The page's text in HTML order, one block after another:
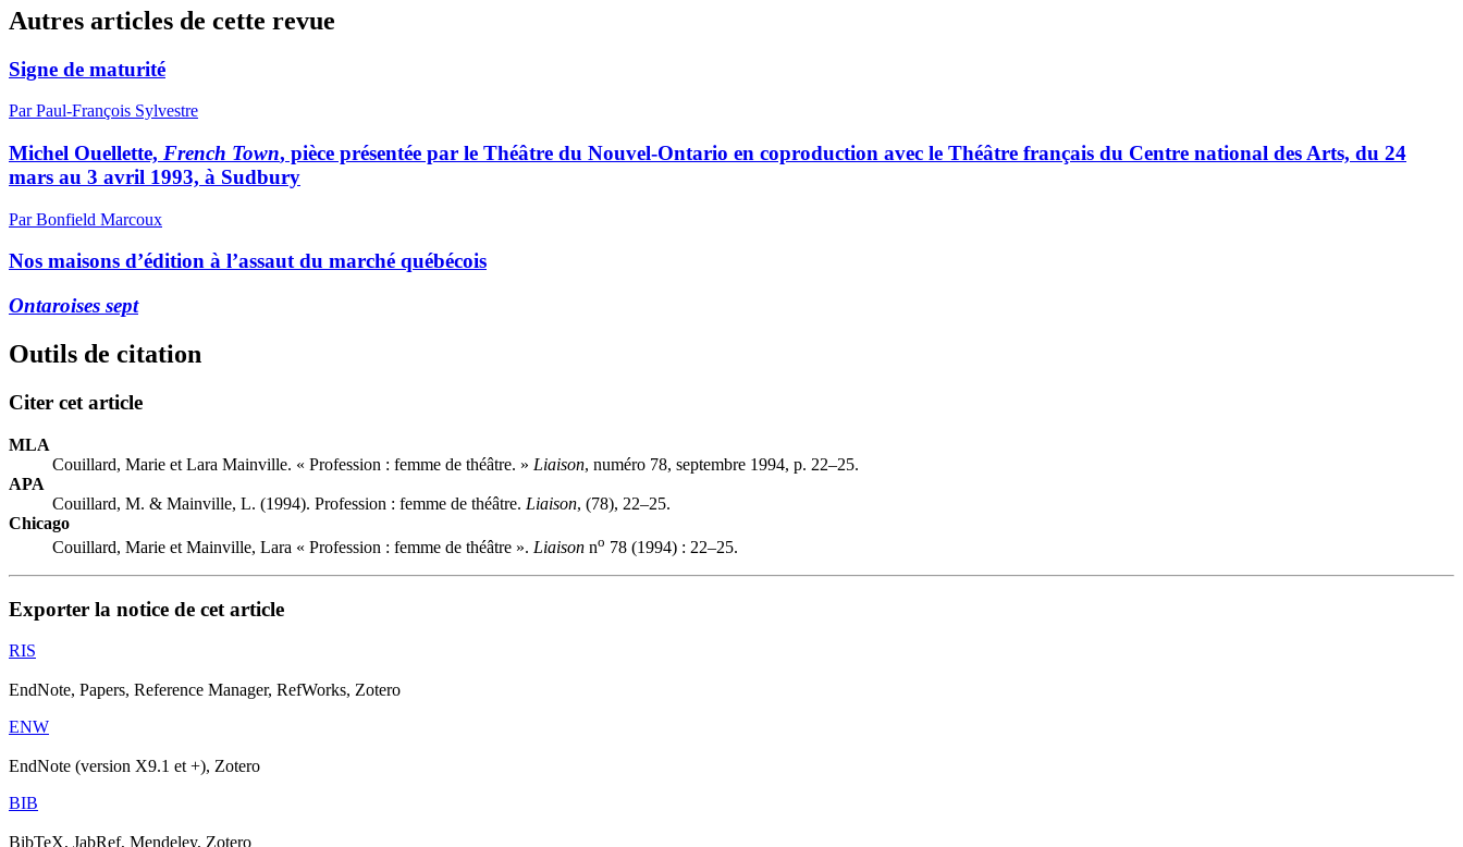
Autres articles de cette revue
Signe de maturité
Par Paul-François Sylvestre
Michel Ouellette, French Town, pièce présentée par le Théâtre du Nouvel-Ontario en coproduction avec le Théâtre français du Centre national des Arts, du 24
mars au 3 avril 1993, à Sudbury
Par Bonfield Marcoux
Nos maisons d’édition à l’assaut du marché québécois
Ontaroises sept
Outils de citation
Citer cet article
MLA
Couillard, Marie et Lara Mainville. « Profession : femme de théâtre. » Liaison, numéro 78, septembre 1994, p. 22–25.
APA
Couillard, M. & Mainville, L. (1994). Profession : femme de théâtre. Liaison, (78), 22–25.
Chicago
Couillard, Marie et Mainville, Lara « Profession : femme de théâtre ». Liaison no 78 (1994) : 22–25.
Exporter la notice de cet article
RIS
EndNote, Papers, Reference Manager, RefWorks, Zotero
ENW
EndNote (version X9.1 et +), Zotero
BIB
BibTeX, JabRef, Mendeley, Zotero